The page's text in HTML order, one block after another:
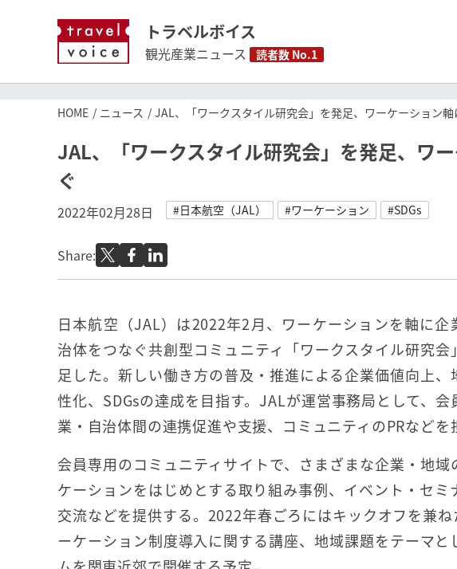
トラベルボイス
観光産業ニュース 読者数 No.1
HOME ニュース JAL、「ワークスタイル研究会」を発足、ワーケーション
JAL、「ワークスタイル研究会」を発足、ワ
ぐ
2022年02月28日 #日本航空（JAL） #ワーケーション #SDGs
Share:
日本航空（JAL）は2022年2月、ワーケーションを軸に企
治体をつなぐ共創型コミュニティ「ワークスタイル研究会
足した。新しい働き方の普及・推進による企業価値向上、
性化、SDGsの達成を目指す。JALが運営事務局として、会
業・自治体間の連携促進や支援、コミュニティのPRなどを
会員専用のコミュニティサイトで、さまざまな企業・地域
ケーションをはじめとする取り組み事例、イベント・セ
交流などを提供する。2022年春ごろにはキックオフを兼
ーケーション制度導入に関する講座、地域課題をテーマ